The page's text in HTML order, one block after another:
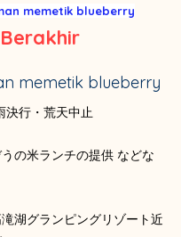
memetik blueberry
Berakhir
memetik blueberry
行・荒天中止
の米ランチの提供 などな
湖グランピングリゾート近